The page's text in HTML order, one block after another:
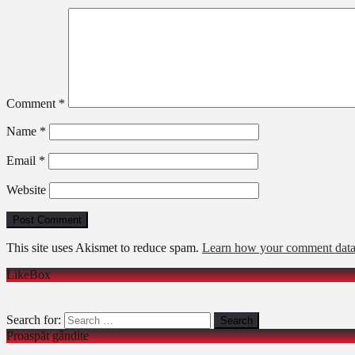
Comment *
Name *
Email *
Website
This site uses Akismet to reduce spam. Learn how your comment
LikeBox
Search for:
Proaspăt gândite